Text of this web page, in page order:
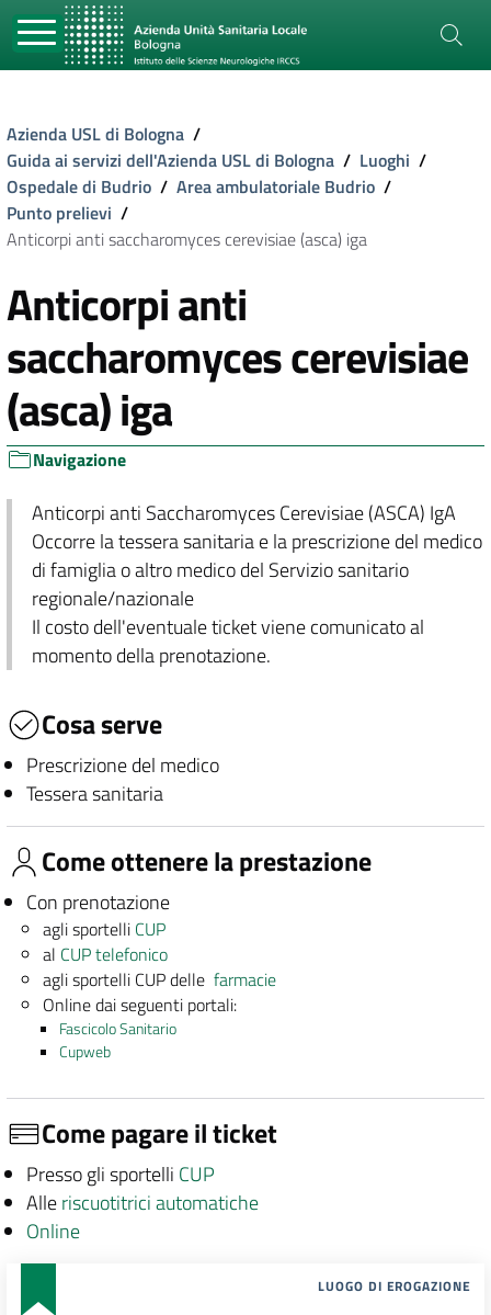
Azienda USL di Bologna /
Guida ai servizi dell'Azienda USL di Bologna / Luoghi /
Ospedale di Budrio / Area ambulatoriale Budrio /
Punto prelievi /
Anticorpi anti saccharomyces cerevisiae (asca) iga
Anticorpi anti
saccharomyces cerevisiae
(asca) iga
Navigazione
Anticorpi anti Saccharomyces Cerevisiae (ASCA) IgA
Occorre la tessera sanitaria e la prescrizione del medico
di famiglia o altro medico del Servizio sanitario
regionale/nazionale
Il costo dell'eventuale ticket viene comunicato al
momento della prenotazione.
Cosa serve
Prescrizione del medico
Tessera sanitaria
Come ottenere la prestazione
Con prenotazione
agli sportelli CUP
al CUP telefonico
agli sportelli CUP dellefarmacie
Online dai seguenti portali:
Fascicolo Sanitario
Cupweb
Come pagare il ticket
Presso gli sportelli CUP
Alleriscuotitrici automatiche
Online
LUOGO DI EROGAZIONE